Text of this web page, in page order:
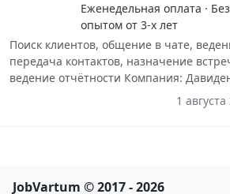
Еженедельная оплата ·
опытом от 3-х лет
Поиск клиентов, общение в чате,
передача контактов, назначение
ведение отчëтности Компания:
1
JobVartum © 2017 - 2026